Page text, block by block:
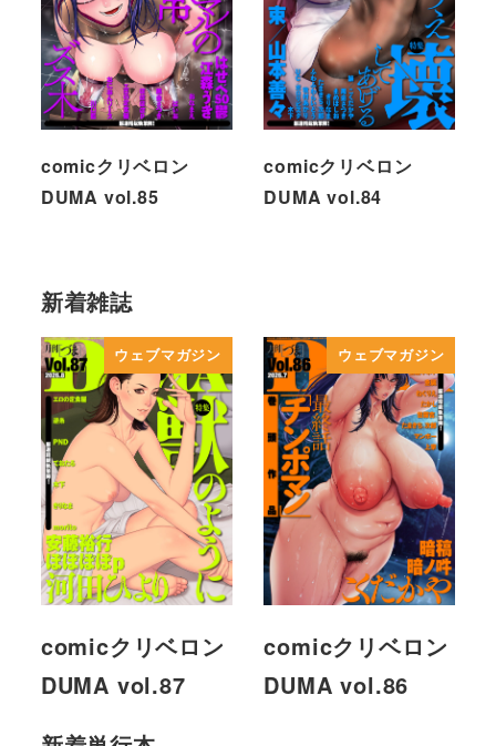
comicクリベロン
DUMA vol.85
comicクリベロン
DUMA vol.84
新着雑誌
ウェブマガジン
comicクリベロン
DUMA vol.87
ウェブマガジン
comicクリベロン
DUMA vol.86